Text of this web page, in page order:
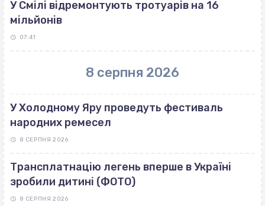
У Смілі відремонтують тротуарів на 16
мільйонів
07:41
8 серпня 2026
У Холодному Яру проведуть фестиваль
народних ремесел
8 СЕРПНЯ 2026
Трансплатнацію легень вперше в Україні
зробили дитині (ФОТО)
8 СЕРПНЯ 2026